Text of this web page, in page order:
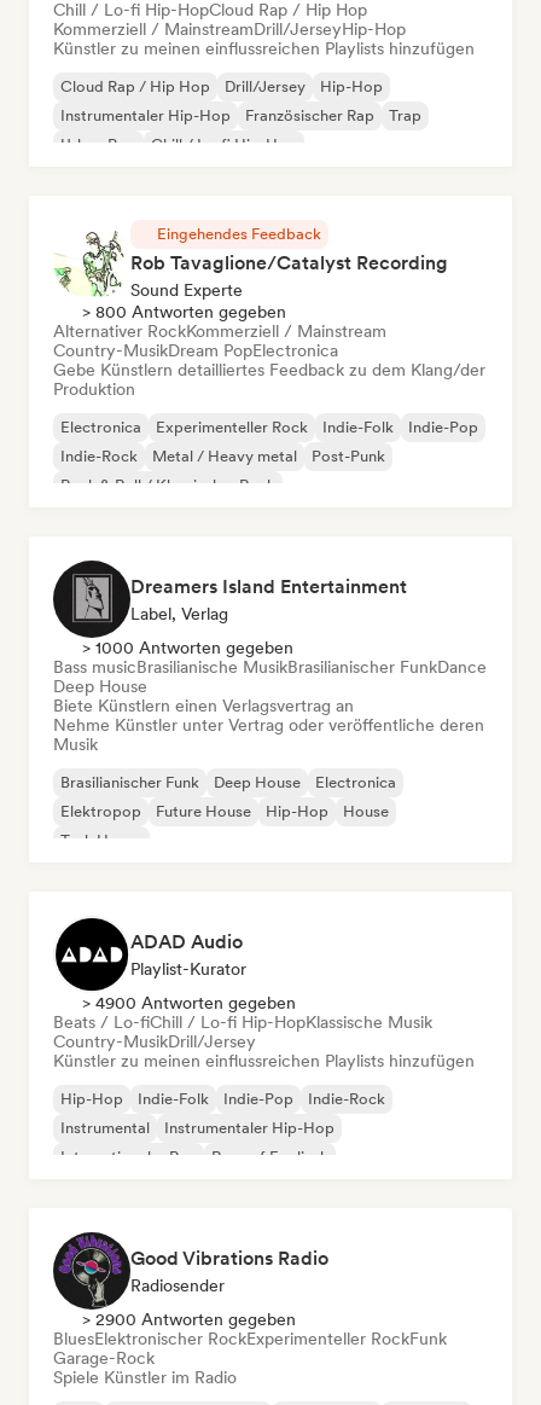
Chill / Lo-fi Hip-HopCloud Rap / Hip Hop
Kommerziell / MainstreamDrill/JerseyHip-Hop
Künstler zu meinen einflussreichen Playlists hinzufügen
Cloud Rap / Hip Hop Drill/Jersey
Hip-Hop
Instrumentaler Hip-Hop
Französischer Rap
Trap
Urban Pop
Chill / Lo-fi Hip-Hop
Eingehendes Feedback
Rob Tavaglione/Catalyst Recording
Sound Experte
> 800 Antworten gegeben
Alternativer RockKommerziell / Mainstream
Country-MusikDream PopElectronica
Gebe Künstlern detailliertes Feedback zu dem Klang/der
Produktion
Electronica Experimenteller Rock Indie-Folk
Indie-Pop
Indie-Rock
Metal / Heavy metal
Post-Punk
Rock & Roll / Klassischer Rock
Dreamers Island Entertainment
Label, Verlag
> 1000 Antworten gegeben
Bass musicBrasilianische MusikBrasilianischer FunkDance
Deep House
Biete Künstlern einen Verlagsvertrag an
Nehme Künstler unter Vertrag oder veröffentliche deren
Musik
Brasilianischer Funk Deep House
Electronica
Elektropop
Future House Hip-Hop
House
Tech House
ADAD Audio
Playlist-Kurator
> 4900 Antworten gegeben
Beats / Lo-fiChill / Lo-fi Hip-HopKlassische Musik
Country-MusikDrill/Jersey
Künstler zu meinen einflussreichen Playlists hinzufügen
Hip-Hop Indie-Folk Indie-Pop
Indie-Rock
Instrumental
Instrumentaler Hip-Hop
Internationaler Rap
Rap auf Englisch
Good Vibrations Radio
Radiosender
> 2900 Antworten gegeben
BluesElektronischer RockExperimenteller RockFunk
Garage-Rock
Spiele Künstler im Radio